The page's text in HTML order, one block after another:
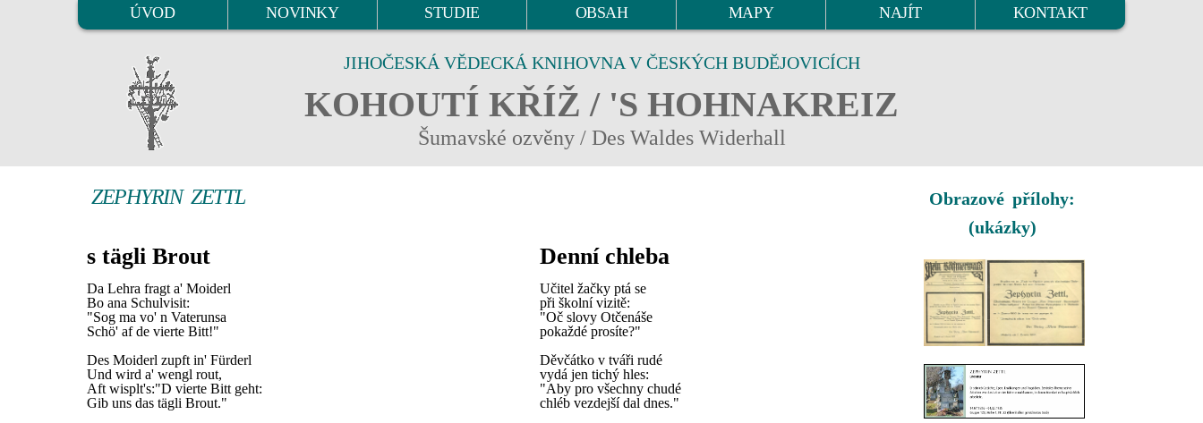
ÚVOD NOVINKY STUDIE OBSAH MAPY NAJÍT KONTAKT
JIHOČESKÁ VĚDECKÁ KNIHOVNA V ČESKÝCH BUDĚJOVICÍCH
KOHOUTÍ KŘÍŽ / 'S HOHNAKREIZ
Šumavské ozvěny / Des Waldes Widerhall
ZEPHYRIN ZETTL
s tägli Brout
Da Lehra fragt a' Moiderl
Bo ana Schulvisit:
"Sog ma vo' n Vaterunsa
Schö' af de vierte Bitt!"
Des Moiderl zupft in' Fürderl
Und wird a' wengl rout,
Aft wisplt's:"D vierte Bitt geht:
Gib uns das tägli Brout."
Denní chleba
Učitel žačky ptá se
při školní vizitě:
"Oč slovy Otčenáše
pokaždé prosíte?"
Děvčátko v tváři rudé
vydá jen tichý hles:
"Aby pro všechny chudé
chléb vezdejší dal dnes."
Obrazové přílohy:
(ukázky)